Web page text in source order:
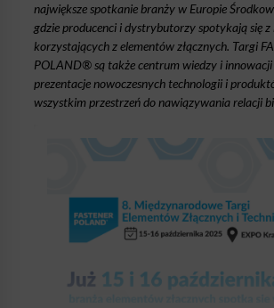
największe spotkanie branży w Europie
gdzie producenci i dystrybutorzy spotykają się
korzystających z elementów złącznych. Targi
POLAND® są także centrum wiedzy i innowacji
prezentacje nowoczesnych technologii i
wszystkim przestrzeń do nawiązywania relacji